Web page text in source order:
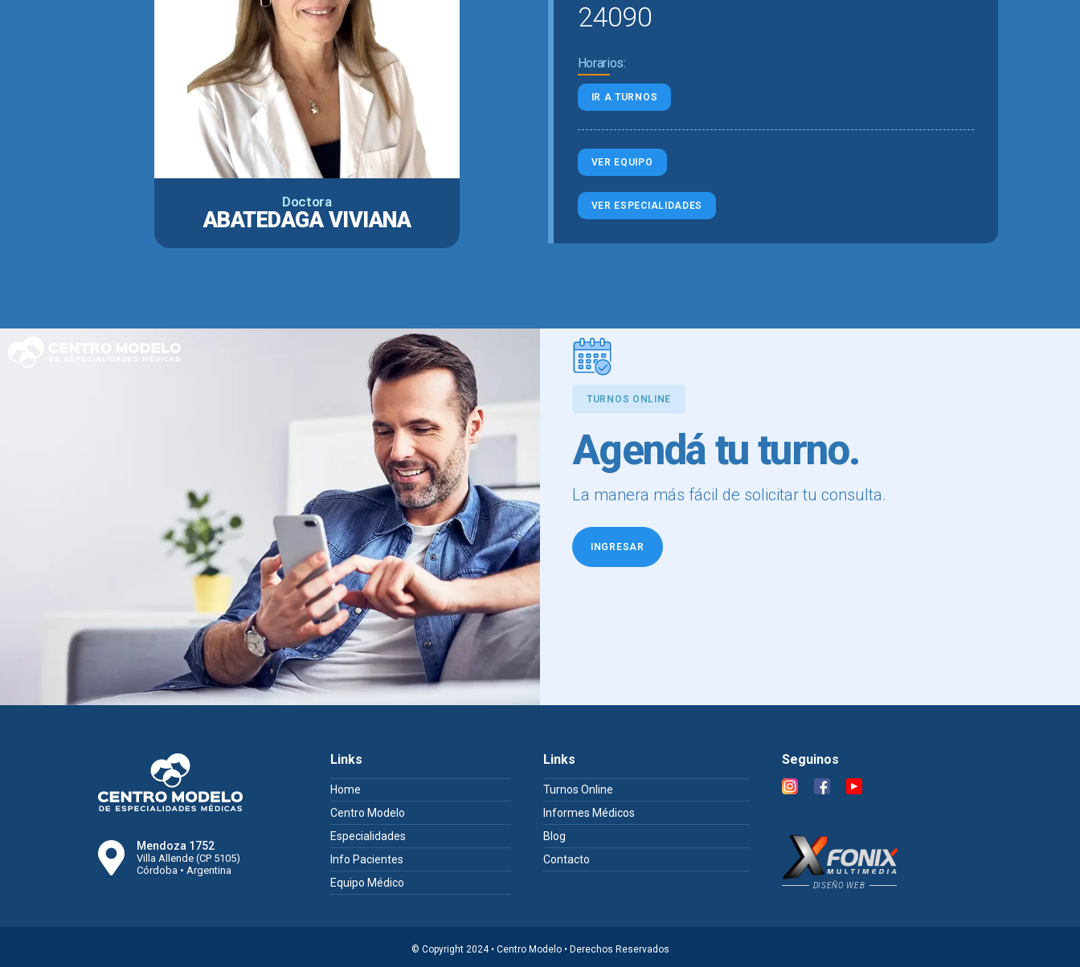
Doctora
ABATEDAGA VIVIANA
24090
Horarios:
IR A TURNOS
VER EQUIPO
VER ESPECIALIDADES
TURNOS ONLINE
Agendá tu turno.
La manera más fácil de solicitar tu consulta.
INGRESAR
Mendoza 1752
Villa Allende (CP 5105)
Córdoba • Argentina
Links
Home
Centro Modelo
Especialidades
Info Pacientes
Equipo Médico
Links
Turnos Online
Informes Médicos
Blog
Contacto
Seguinos
DISEÑO WEB
© Copyright 2024 • Centro Modelo • Derechos Reservados